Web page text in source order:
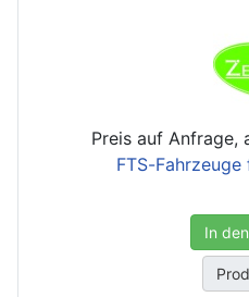
Preis auf Anfrage,
FTS-
In